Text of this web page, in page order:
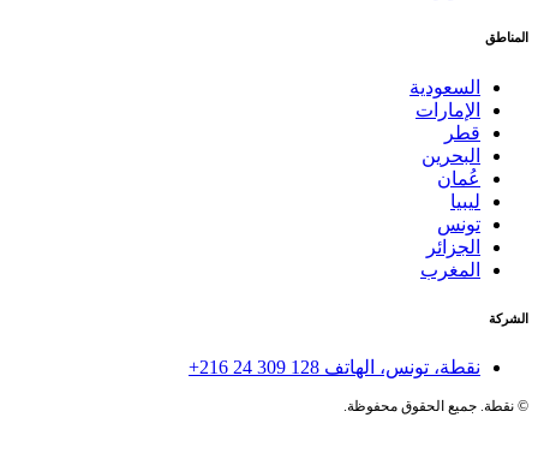
المناطق
السعودية
الإمارات
قطر
البحرين
عُمان
ليبيا
تونس
الجزائر
المغرب
الشركة
نقطة، تونس، الهاتف+216 24 309 128
©نقطة. جميع الحقوق محفوظة.